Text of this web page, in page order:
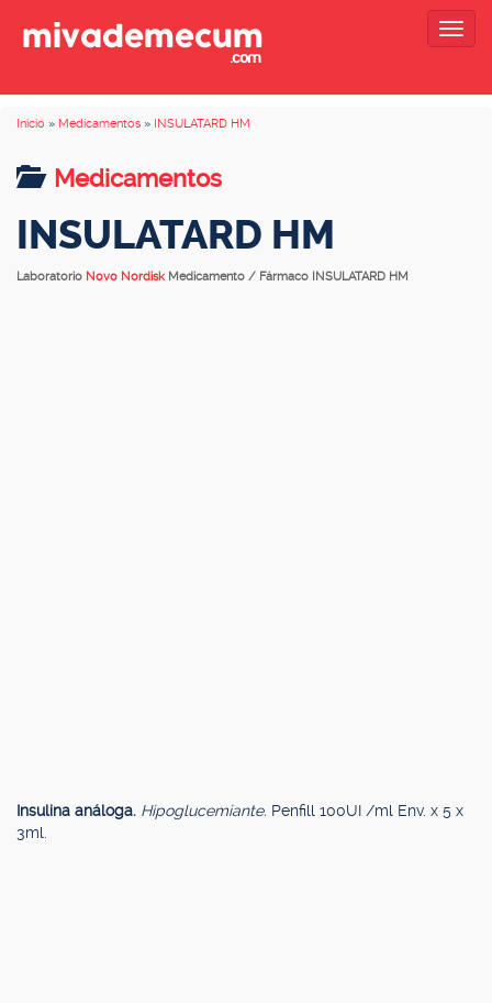
Inicio » Medicamentos » INSULATARD HM
Medicamentos
INSULATARD HM
Laboratorio Novo Nordisk Medicamento / Fármaco INSULATARD HM
Insulina análoga. Hipoglucemiante. Penfill 100UI /ml Env. x 5 x
3ml.